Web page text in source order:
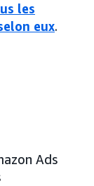
les
eux.
Ads